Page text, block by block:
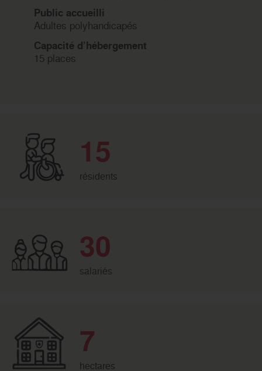
Public accueilli
Adultes polyhandicapés
Capacité d’hébergement
15 places
15
résidents
30
salariés
7
hectares